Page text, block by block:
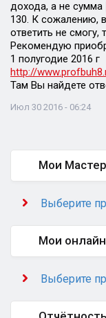
дохода, а не сумма
130. К сожалению,
ответить не смогу,
Рекомендую
1 полугодие 2016 г
http://
Там Вы найдете
Июл 30 2016 - 06:24
Мои
Выберите
Мои
Выберите